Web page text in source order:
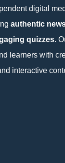
digital
authentic
quizzes.
learners with
interactive